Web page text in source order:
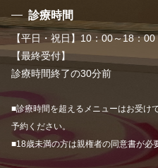
診療時間
【平日・祝日】10：00～18：00
【最終受付】
診療時間終了の30分前
■診療時間を超えるメニューはお受け
予約ください。
■18歳未満の方は親権者の同意書が必